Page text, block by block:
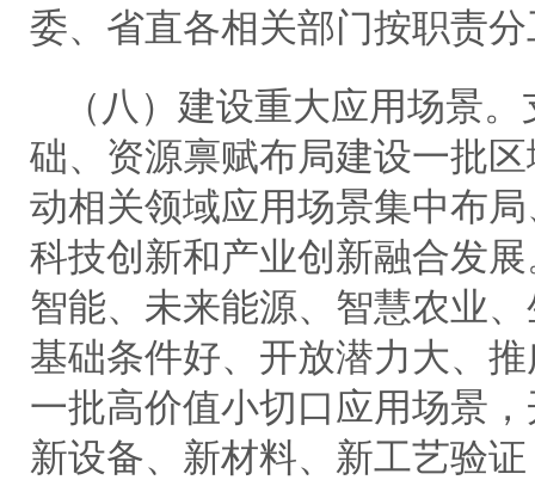
委、省直各相关部门按职责
（八）建设重大应用场景
础、资源禀赋布局建设一批
动相关领域应用场景集中布
科技创新和产业创新融合发
智能、未来能源、智慧农业
基础条件好、开放潜力大、
一批高价值小切口应用场景
新设备、新材料、新工艺验